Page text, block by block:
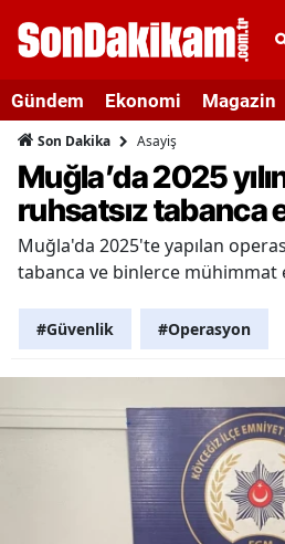
Gündem Ekonomi Magazin
Son Dakika Asayiş
Muğla’da 2025
ruhsatsız tabanca
Muğla'da 2025'te yapılan
tabanca ve binlerce mühimmat
#Güvenlik #Operasyon